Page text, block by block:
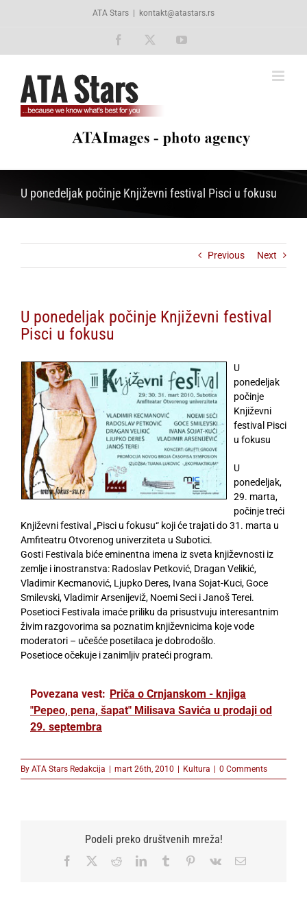
ATA Stars kontakt@atastars.rs
Facebook YouTube
U ponedeljak počinje Književni festival Pisci u fokusu
Previous Next
U ponedeljak počinje Književni festival
Pisci u fokusu
U
ponedeljak
počinje
Književni
festival Pisci
u fokusu
U
ponedeljak,
29. marta,
počinje treći
Književni festival „Pisci u fokusu“ koji će trajati do 31. marta u
Amfiteatru Otvorenog univerziteta u Subotici.
Gosti Festivala biće eminentna imena iz sveta književnosti iz
zemlje i inostranstva: Radoslav Petković, Dragan Velikić,
Vladimir Kecmanović, Ljupko Deres, Ivana Sojat-Kuci, Goce
Smilevski, Vladimir Arsenijeviž, Noemi Seci i Janoš Terei.
Posetioci Festivala imaće priliku da prisustvuju interesantnim
živim razgovorima sa poznatim književnicima koje vode
moderatori – učešće posetilaca je dobrodošlo.
Posetioce očekuje i zanimljiv prateći program.
Povezana vest: Priča o Crnjanskom - knjiga
"Pepeo, pena, šapat" Milisava Savića u prodaji od
29. septembra
By ATA Stars Redakcija | mart 26th, 2010 | Kultura | 0 Comments
Podeli preko društvenih mreža!
Facebook RedditLinkedInTumblr Pinterest
Vk Email